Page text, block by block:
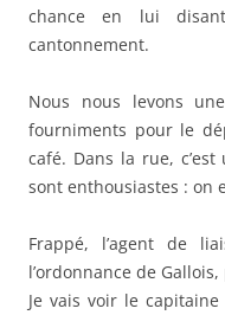
chance en lui
cantonnement.
Nous nous levons
fourniments pour le
café. Dans la rue,
sont enthousiastes : on
Frappé, l’agent de
l’ordonnance de
Je vais voir le